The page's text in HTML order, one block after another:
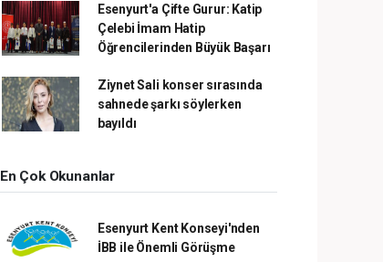
Esenyurt'a Çifte Gurur: Katip
Çelebi İmam Hatip
Öğrencilerinden Büyük Başarı
Ziynet Sali konser sırasında
sahnede şarkı söylerken
bayıldı
En Çok Okunanlar
Esenyurt Kent Konseyi'nden
İBB ile Önemli Görüşme